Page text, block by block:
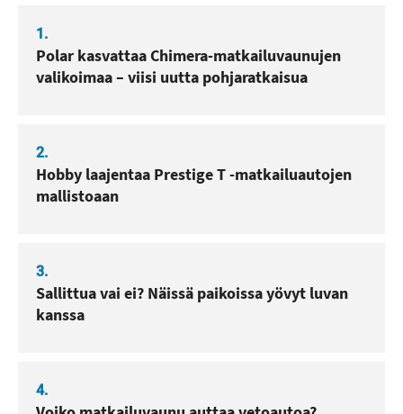
1.
Polar kasvattaa Chimera-matkailuvaunujen
valikoimaa – viisi uutta pohjaratkaisua
2.
Hobby laajentaa Prestige T -matkailuautojen
mallistoaan
3.
Sallittua vai ei? Näissä paikoissa yövyt luvan
kanssa
4.